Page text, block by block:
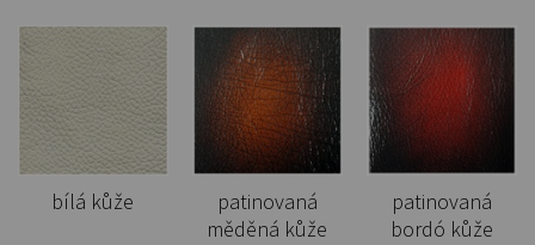
bílá kůže
patinovaná
měděná kůže
patinovaná
bordó kůže